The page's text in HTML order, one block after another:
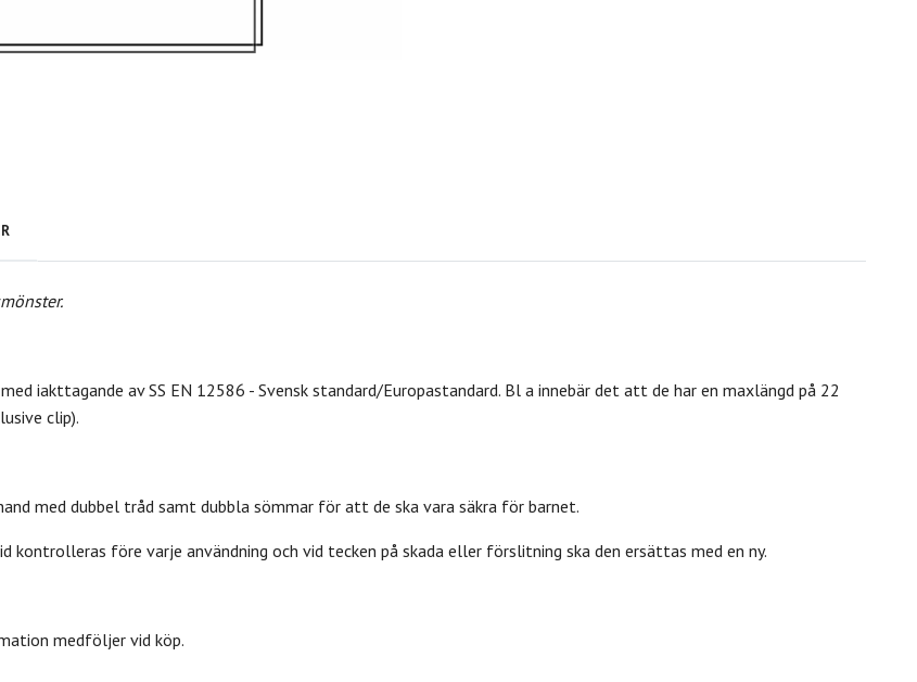
iakttagande av SS EN 12586 - Svensk standard/Europastandard. Bl a innebär det att de har en maxlängd på 22
clip).
med dubbel tråd samt dubbla sömmar för att de ska vara säkra för barnet.
kontrolleras före varje användning och vid tecken på skada eller förslitning ska den ersättas med en ny.
medföljer vid köp.